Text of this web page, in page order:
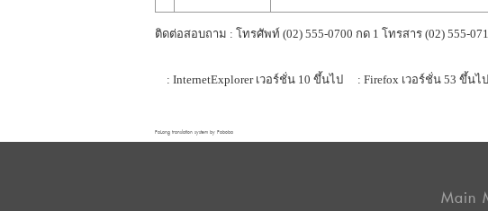
ติดต่อสอบถาม : โทรศัพท์ (02) 555-0700 กด 1 โทรสาร (02) 555-
: InternetExplorer เวอร์ชั่น 10 ขึ้นไป : Firefox เวอร์ชั่น 53 ขึ้นไป
FaLang translation system by Faboba
Main